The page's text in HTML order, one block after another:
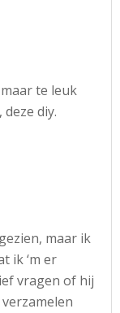
te leuk
diy.
maar ik
ik ‘m er
vragen of hij